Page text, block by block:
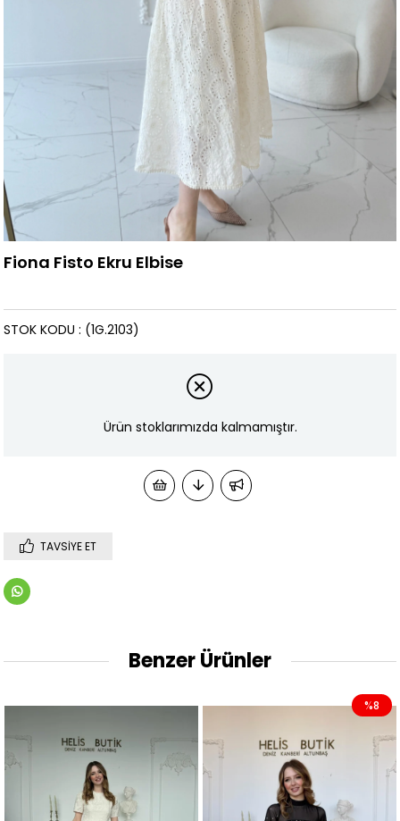
Fiona Fisto Ekru Elbise
(1G.2103)
STOK KODU
Ürün stoklarımızda kalmamıştır.
TAVSIYE ET
Benzer Ürünler
%8